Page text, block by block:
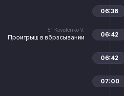
06:36
51 Kovalenko V.
Проигрыш в вбрасывании 06:42
06:42
07:00